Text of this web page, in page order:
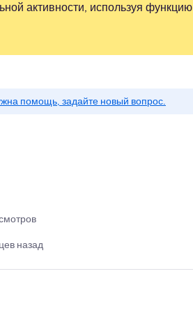
активности, используя функцию
помощь, задайте новый вопрос.
назад